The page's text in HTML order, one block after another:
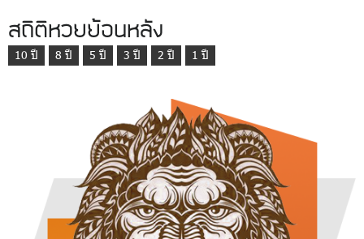
สถิติหวยย้อนหลัง
10 ปี 8 ปี 5 ปี 3 ปี 2 ปี 1 ปี